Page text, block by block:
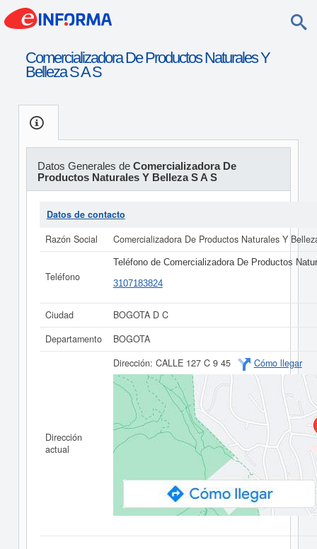
Comercializadora De Productos Naturales Y
Belleza S A S
Datos Generales de Comercializadora De
Productos Naturales Y Belleza S A S
Datos de contacto
Razón Social
Comercializadora De Productos Naturales Y
Teléfono
Teléfono de Comercializadora De Productos
3107183824
Ciudad
BOGOTA D C
Departamento
BOGOTA
Dirección
actual
Dirección: CALLE 127 C 9 45 Cómo llegar